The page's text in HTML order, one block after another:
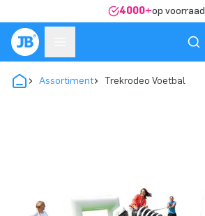
4000+op voorraad
Assortiment Trekrodeo Voetbal